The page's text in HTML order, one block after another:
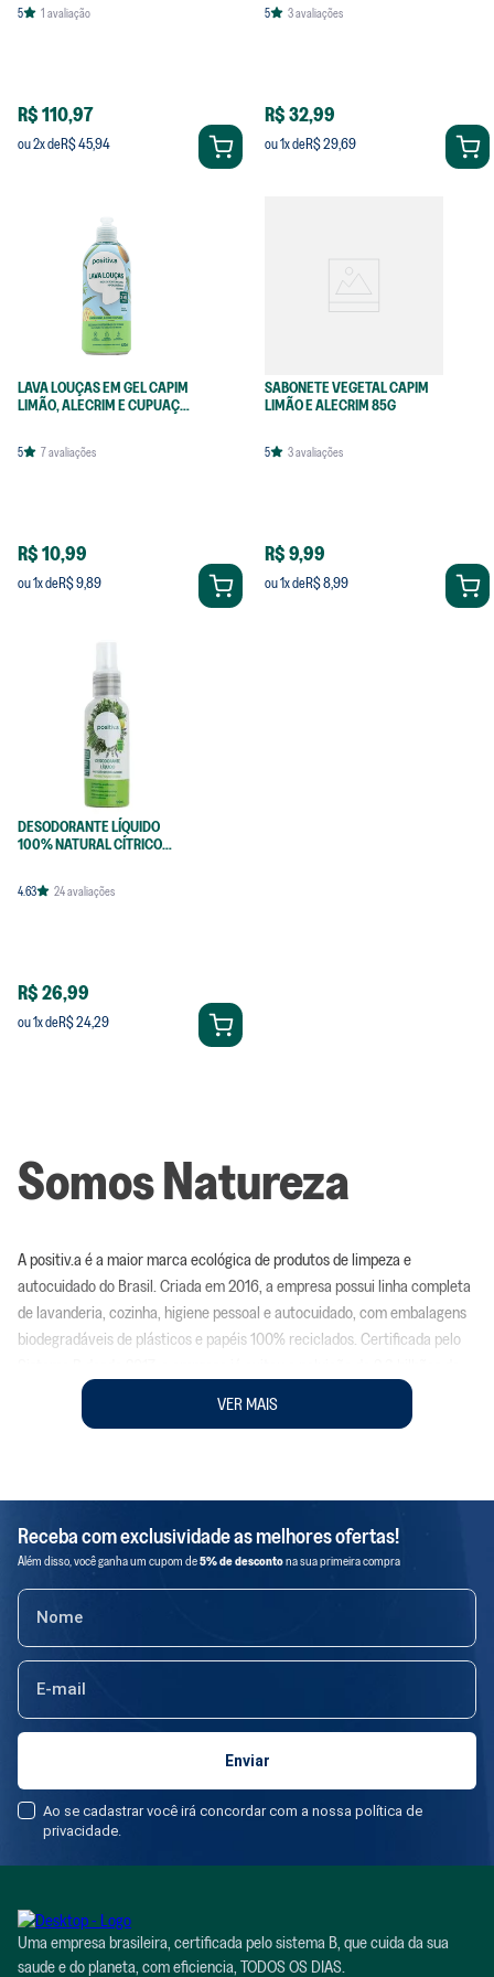
5 1 avaliação
R$ 110,97
ou2x deR$ 45,94
5 3avaliações
R$ 32,99
ou1x deR$ 29,69
LAVA LOUÇAS EM GEL CAPIM
LIMÃO, ALECRIM E CUPUAÇU
5 7avaliações
R$ 10,99
ou1x deR$ 9,89
SABONETE VEGETAL CAPIM
LIMÃO E ALECRIM 85G
5 3avaliações
R$ 9,99
ou1x deR$ 8,99
DESODORANTE LÍQUIDO
100% NATURAL CÍTRICO
4.63 24avaliações
R$ 26,99
ou1x deR$ 24,29
Somos Natureza
A positiv.a é a maior marca ecológica de produtos de limpeza e
autocuidado do Brasil. Criada em 2016, a empresa possui linha completa
de lavanderia, cozinha, higiene pessoal e autocuidado, com embalagens
biodegradáveis de plásticos e papéis 100% reciclados. Certificada pelo
litros de água; adotou embalagens que têm em sua composição amidos e
copoliésteres biodegradáveis como PBAT, PLA, entre outros; para
evitar 128,3 toneladas de descarte em aterros e meio ambiente e
reutilizar mais de 1,6 toneladas de rede de pesca. Comprando de
produtores locais, a produção da Positiv.a também gerou mais de
comprometida em tornar os produtos sustentáveis mais acessíveis,
motivo pelo qual, em 2021, verticalizou a produção e tornou 62% do
portfólio com preços equivalentes aos convencionais, preservando a
circularidade nas embalagens e promovendo fórmulas ecológicas. Todo
esse impacto rendeu à positiv.a o reconhecimento como uma das 10
startups mais conscientes pelo Movimento Capitalismo Consciente
Brasil. Recentemente, a marca realizou a maior rodada de equity
crowdfunding do país, no valor de R$ 8,3 milhões trazendo 188
consumidores como sócios.
VER MAIS
Receba com exclusividade as melhores ofertas!
Além disso, você ganha um cupom de5% de descontona sua primeira compra
Ao se cadastrar você irá concordar com a nossa política de
privacidade.
Uma empresa brasileira, certificada pelo sistema B, que cuida da sua
saude e do planeta, com eficiencia, TODOS OS DIAS.